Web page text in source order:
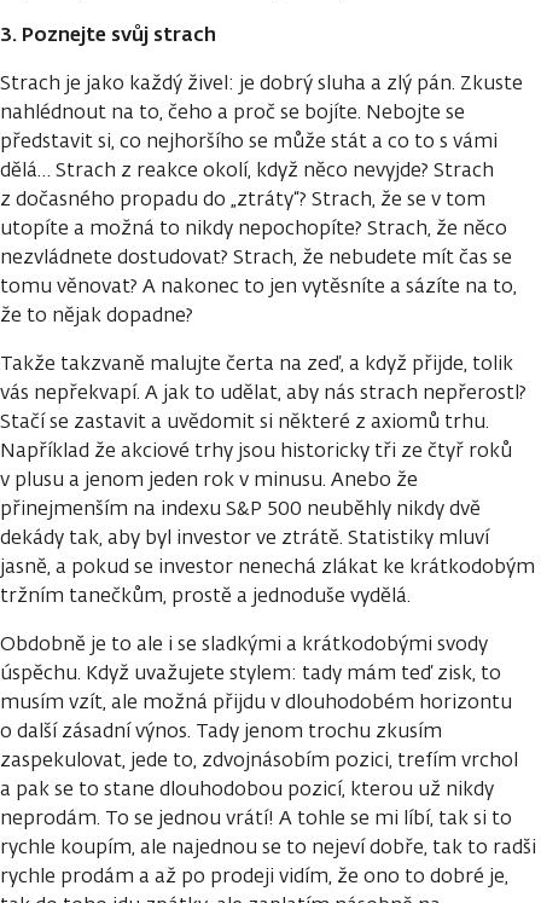
3. Poznejte svůj strach
Strach je jako každý živel: je dobrý sluha a zlý pán. Zkuste
nahlédnout na to, čeho a proč se bojíte. Nebojte se
představit si, co nejhoršího se může stát a co to s vámi
dělá… Strach z reakce okolí, když něco nevyjde? Strach
z dočasného propadu do „ztráty“? Strach, že se v tom
utopíte a možná to nikdy nepochopíte? Strach, že něco
nezvládnete dostudovat? Strach, že nebudete mít čas se
tomu věnovat? A nakonec to jen vytěsníte a sázíte na to,
že to nějak dopadne?
Takže takzvaně malujte čerta na zeď, a když přijde, tolik
vás nepřekvapí. A jak to udělat, aby nás strach nepřerostl?
Stačí se zastavit a uvědomit si některé z axiomů trhu.
Například že akciové trhy jsou historicky tři ze čtyř roků
v plusu a jenom jeden rok v minusu. Anebo že
přinejmenším na indexu S&P 500 neuběhly nikdy dvě
dekády tak, aby byl investor ve ztrátě. Statistiky mluví
jasně, a pokud se investor nenechá zlákat ke krátkodobým
tržním tanečkům, prostě a jednoduše vydělá.
Obdobně je to ale i se sladkými a krátkodobými svody
úspěchu. Když uvažujete stylem: tady mám teď zisk, to
musím vzít, ale možná přijdu v dlouhodobém horizontu
o další zásadní výnos. Tady jenom trochu zkusím
zaspekulovat, jede to, zdvojnásobím pozici, trefím vrchol
a pak se to stane dlouhodobou pozicí, kterou už nikdy
neprodám. To se jednou vrátí! A tohle se mi líbí, tak si to
rychle koupím, ale najednou se to nejeví dobře, tak to radši
rychle prodám a až po prodeji vidím, že ono to dobré je,